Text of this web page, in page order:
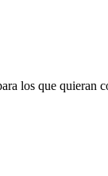
los que quieran